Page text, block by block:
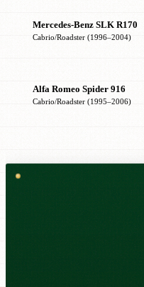
Mercedes-Benz SLK R170
Cabrio/Roadster (1996–2004)
Alfa Romeo Spider 916
Cabrio/Roadster (1995–2006)